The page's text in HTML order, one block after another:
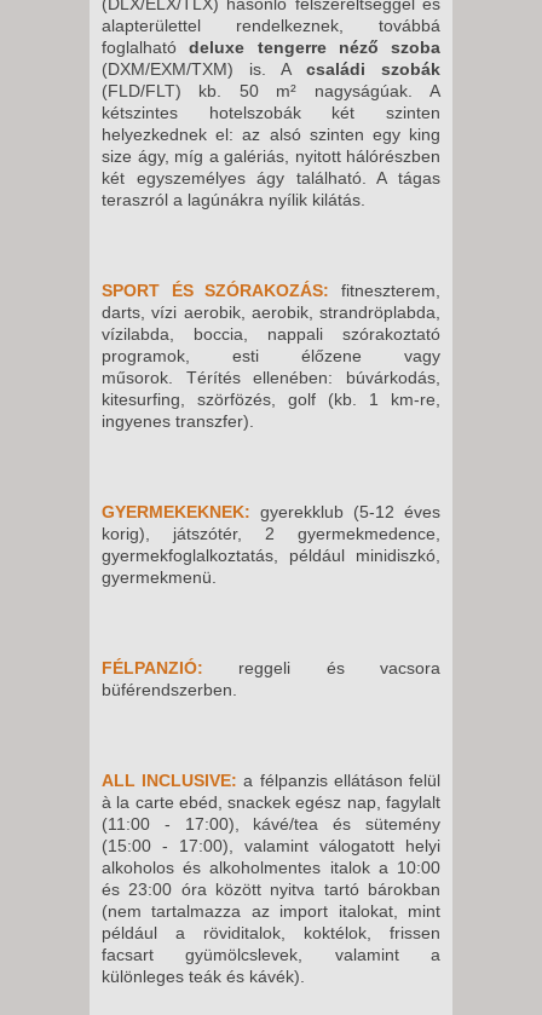
SZOMBAT -
8 NAP / 7 ÉJSZAKA
2026. DECEMBER 26.,
SZOMBAT -
15 NAP / 14 ÉJSZAKA
2026. DECEMBER 26.,
SZOMBAT -
8 NAP / 7 ÉJSZAKA
alapterülettel rendelkeznek, továbbá
foglalhatódeluxe tengerre néző szoba
(DXM/EXM/TXM) is. A családi szobák
(FLD/FLT) kb. 50 m² nagyságúak. A
kétszintes hotelszobák két szinten
helyezkednek el: az alsó szinten egy king
size ágy, míg a galériás, nyitott hálórészben
két egyszemélyes ágy található. A tágas
teraszról a lagúnákra nyílik kilátás.
SPORT ÉS SZÓRAKOZÁS: fitneszterem,
darts, vízi aerobik, aerobik, strandröplabda,
vízilabda, boccia, nappali szórakoztató
programok, esti élőzene vagy
műsorok. Térítés ellenében: búvárkodás,
kitesurfing, szörfözés, golf (kb. 1 km-re,
ingyenes transzfer).
GYERMEKEKNEK: gyerekklub (5-12 éves
korig), játszótér, 2 gyermekmedence,
gyermekfoglalkoztatás, például minidiszkó,
gyermekmenü.
FÉLPANZIÓ: reggeli és vacsora
büférendszerben.
ALL INCLUSIVE: a félpanzis ellátáson felül
à la carte ebéd, snackek egész nap, fagylalt
(11:00 - 17:00), kávé/tea és sütemény
(15:00 - 17:00), valamint válogatott helyi
alkoholos és alkoholmentes italok a 10:00
és 23:00 óra között nyitva tartó bárokban
(nem tartalmazza az import italokat, mint
például a röviditalok, koktélok, frissen
facsart gyümölcslevek, valamint a
különleges teák és kávék).